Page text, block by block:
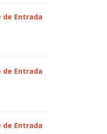
de Entrada
de Entrada
de Entrada